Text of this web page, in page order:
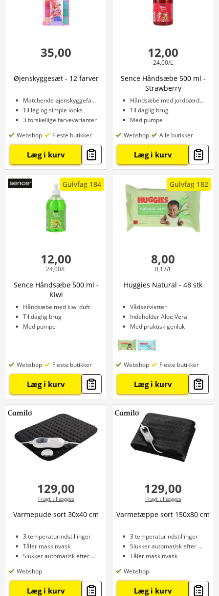
35,00
Øjenskyggesæt - 12 farver
Matchende øjenskyggefarver
Til leg og simple looks
3 forskellige farvevarianter
Webshop
Fleste butikker
Læg i kurv
12,00
24,00/L
Sence Håndsæbe 500 ml -
Strawberry
Håndsæbe med jordbærduft
Til daglig brug
Med pumpe
Webshop
Alle butikker
Læg i kurv
Gulvfag 184
12,00
24,00/L
Sence Håndsæbe 500 ml -
Kiwi
Håndsæbe med kiwi duft
Til daglig brug
Med pumpe
Webshop Fleste butikker
Læg i kurv
Gulvfag 182
8,00
0,17/L
Huggies Natural - 48 stk
Vådservietter
Indeholder Aloe Vera
Med praktisk genluk
Webshop Fleste butikker
Læg i kurv
129,00
Fragt tillægges
Varmepude sort 30x40 cm
3 temperaturindstillinger
Tåler maskinvask
Slukker automatisk efter 90 minutter
Webshop
Læg i kurv
129,00
Fragt tillægges
Varmetæppe sort 150x80 cm
3 temperaturindstillinger
Slukker automatisk efter 3 timer
Tåler maskinvask
Webshop
Læg i kurv